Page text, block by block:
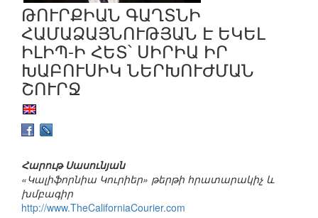
ԹՈՒՐՔԻԱՆ ԳԱՂՏՆԻ
ՀԱՄԱՁԱՅՆՈՒԹՅԱՆ Է ԵԿԵԼ
ԻԼԻՊ-Ի ՀԵՏ՝ ՍԻՐԻԱ ԻՐ
ԽԱԲՈՒՍԻԿ ՆԵՐԽՈՒԺՄԱՆ
ՇՈՒՐՋ
Հարութ Սասունյան
«Կալիֆորնիա Կուրիեր» թերթի հրատարակիչ և
խմբագիր
http://www.TheCaliforniaCourier.com